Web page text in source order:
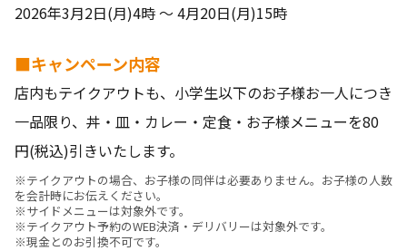
2026年3月2日(月)4時 ～ 4月20日(月)15時
■キャンペーン内容
店内もテイクアウトも、小学生以下のお子様お一人につき
一品限り、丼・皿・カレー・定食・お子様メニューを80
円(税込)引きいたします。
※テイクアウトの場合、お子様の同伴は必要ありません。お子様の人数
を会計時にお伝えください。
※サイドメニューは対象外です。
※テイクアウト予約のWEB決済・デリバリーは対象外です。
※現金とのお引換不可です。